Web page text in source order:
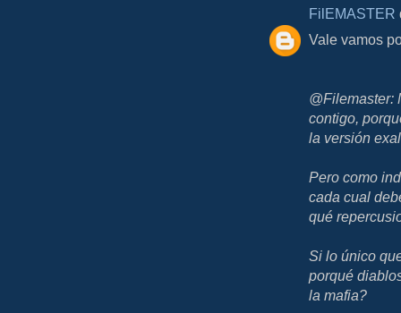
FilEMASTER
Vale vamos
@Filemaster:
contigo,
la versión
Pero como
cada cual
qué
Si lo único
porqué
la mafia?